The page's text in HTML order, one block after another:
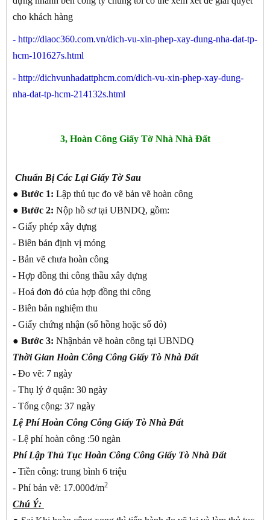
cho khách hàng
- http://diaoc360.com.vn/dich-vu-xin-phep-xay-dung-nha-dat-tp-
hcm-101627s.html
- http://dichvunhadattphcm.com/dich-vu-xin-phep-xay-dung-
nha-dat-tp-hcm-214132s.html
3, Hoàn Công Giấy Tờ Nhà Nhà Đất
Chuẩn Bị Các Lại Giấy Tờ Sau
● Bước 1: Lập thủ tục đo vẽ bản vẽ hoàn công
● Bước 2: Nộp hồ sơ tại UBNDQ, gồm:
- Giấy phép xây dựng
- Biên bản định vị móng
- Bản vẽ chưa hoàn công
- Hợp đồng thi công thầu xây dựng
- Hoá đơn đỏ của hợp đồng thi công
- Biên bản nghiệm thu
- Giấy chứng nhận (sổ hồng hoặc sổ đỏ)
● Bước 3: Nhậnbản vẽ hoàn công tại UBNDQ
Thời Gian Hoàn Công Công Giấy Tò Nhà Đất
- Đo vẽ: 7 ngày
- Thụ lý ở quận: 30 ngày
- Tổng cộng: 37 ngày
Lệ Phí Hoàn Công Công Giấy Tò Nhà Đất
- Lệ phí hoàn công :50 ngàn
Phí Lập Thủ Tục Hoàn Công Công Giấy Tò Nhà Đất
- Tiền công: trung bình 6 triệu
- Phí bản vẽ: 17.000đ/m2
Chú Ý: